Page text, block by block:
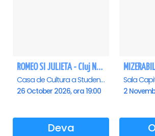
ROMEO SI JULIETA - Cluj Napoca
Casa de Cultura a Studentilor Dumitru Farcas, Cluj-Napoca
26 October 2026, ora 19:00 2
Deva